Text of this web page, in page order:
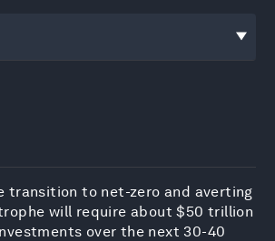
transition to net-zero and averting
will require about $50 trillion
over the next 30-40